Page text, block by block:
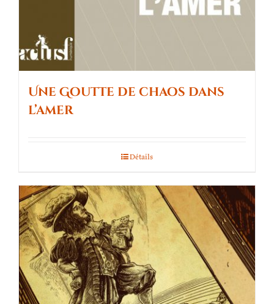
Une Goutte de chaos dans
l’amer
Détails